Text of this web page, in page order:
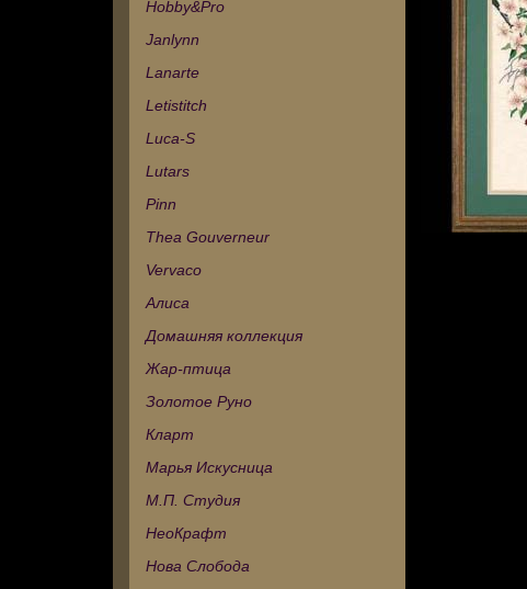
Hobby&Pro
Janlynn
Lanarte
Letistitch
Luca-S
Lutars
Pinn
Thea Gouverneur
Vervaco
Алиса
Домашняя коллекция
Жар-птица
Золотое Руно
Кларт
Марья Искусница
М.П. Студия
НеоКрафт
Нова Слобода